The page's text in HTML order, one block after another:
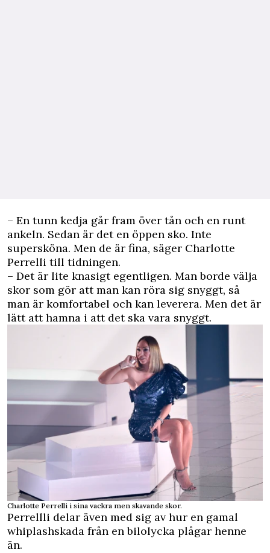
– En tunn kedja går fram över tån och en runt
ankeln. Sedan är det en öppen sko. Inte
supersköna. Men de är fina, säger Charlotte
Perrelli till tidningen.
– Det är lite knasigt egentligen. Man borde välja
skor som gör att man kan röra sig snyggt, så
man är komfortabel och kan leverera. Men det är
lätt att hamna i att det ska vara snyggt.
Charlotte Perrelli i sina vackra men skavande skor.
Perrellli delar även med sig av hur en gamal
whiplashskada från en bilolycka plågar henne
än.